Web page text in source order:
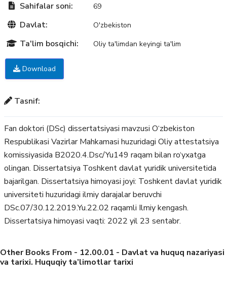
Sahifalar soni: 69
Davlat: O'zbekiston
Ta'lim bosqichi: Oliy ta'limdan keyingi ta'lim
Download
Tasnif:
Fan doktori (DSc) dissertatsiyasi mavzusi O‘zbekiston
Respublikasi Vazirlar Mahkamasi huzuridagi Oliy attestatsiya
komissiyasida B2020.4.Dsc/Yu149 raqam bilan ro‘yxatga
olingan. Dissertatsiya Toshkent davlat yuridik universitetida
bajarilgan. Dissertatsiya himoyasi joyi: Toshkent davlat yuridik
universiteti huzuridagi ilmiy darajalar beruvchi
DSc.07/30.12.2019.Yu.22.02 raqamli Ilmiy kengash.
Dissertatsiya himoyasi vaqti: 2022 yil 23 sentabr.
Other Books From - 12.00.01 - Davlat va huquq nazariyasi
va tarixi. Huquqiy ta’limotlar tarixi